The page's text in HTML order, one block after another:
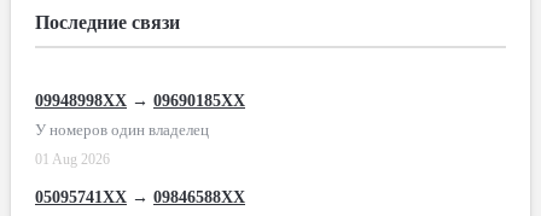
Последние связи
09948998XX → 09690185XX
У номеров один владелец
01 Aug 2026
05095741XX → 09846588XX